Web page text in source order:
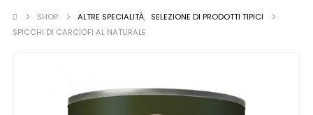
SHOP ALTRE SPECIALITÀ, SELEZIONE DI PRODOTTI TIPICI
SPICCHI DI CARCIOFI AL NATURALE